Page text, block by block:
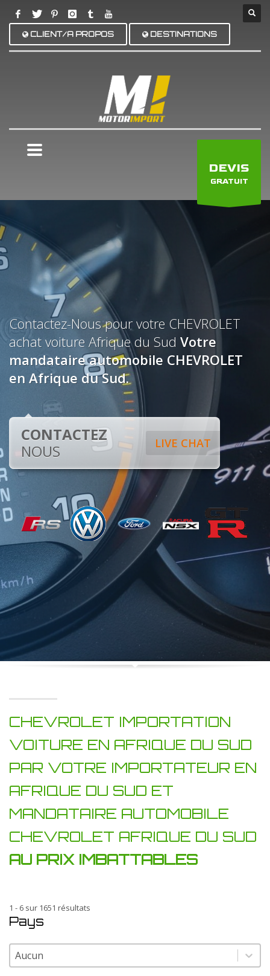
CLIENT/A PROPOS DESTINATIONS
DEVIS
GRATUIT
Contactez-Nous pour votre CHEVROLET
achat voiture Afrique du Sud Votre
mandataire automobile CHEVROLET
en Afrique du Sud.
LIVE CHAT
CONTACTEZ
NOUS
CHEVROLET IMPORTATION
VOITURE EN AFRIQUE DU SUD
PAR VOTRE IMPORTATEUR EN
AFRIQUE DU SUD ET
MANDATAIRE AUTOMOBILE
CHEVROLET AFRIQUE DU SUD
AU PRIX IMBATTABLES
1 - 6 sur 1651 résultats
Pays
Pays
Pays